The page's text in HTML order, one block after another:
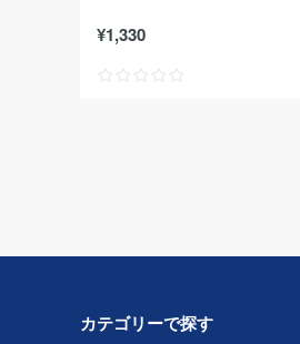
¥1,330
カテゴリーで探す